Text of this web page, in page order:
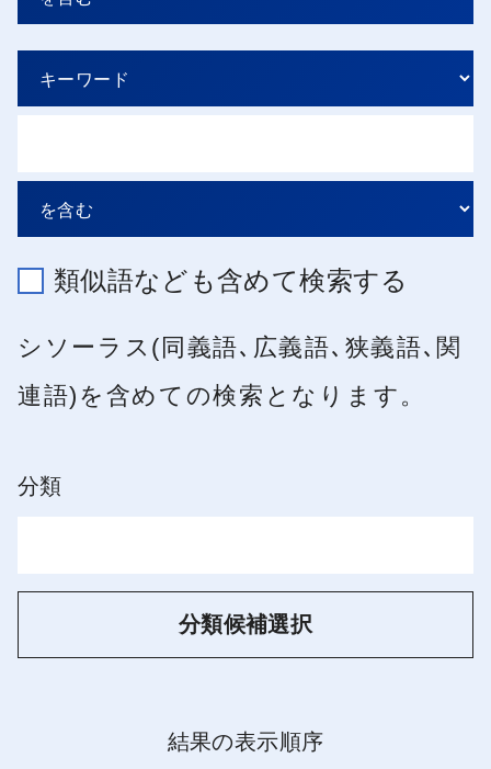
類似語なども含めて検索する
シソーラス(同義語､広義語､狭義語､関
連語)を含めての検索となります。
分類
分類候補選択
結果の表示順序